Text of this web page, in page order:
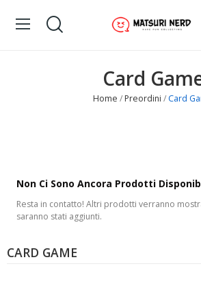
Card
Home Preordini Card
CARD GAME
Non Ci Sono Ancora Prodotti
Resta in contatto! Altri prodotti verranno
saranno stati aggiunti.